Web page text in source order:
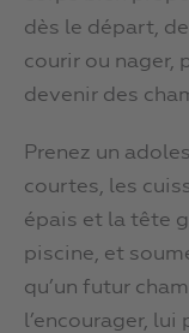
dès le départ,
courir ou nager,
devenir des
Prenez un
courtes, les
épais et la tête
piscine, et
qu’un futur
l’encourager,